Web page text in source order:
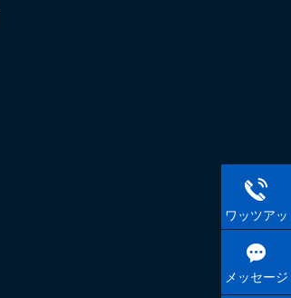
ワッツアッ
メッセージ